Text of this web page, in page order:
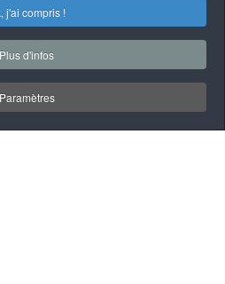
j'ai compris !
Plus d'infos
Paramètres